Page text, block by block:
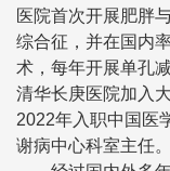
医院首次开展肥胖
综合征，并在国内
术，每年开展单孔
清华长庚医院加入
2022年入职中国医
谢病中心科室主任。